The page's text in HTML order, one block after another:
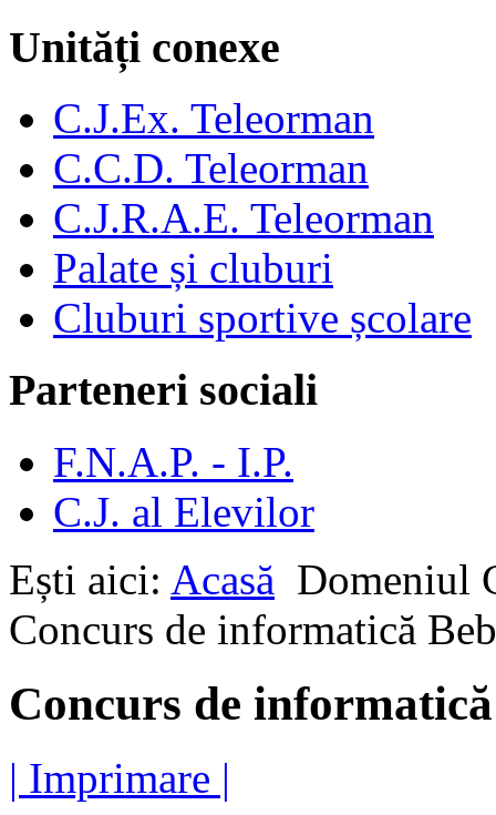
Unități conexe
C.J.Ex. Teleorman
C.C.D. Teleorman
C.J.R.A.E. Teleorman
Palate și cluburi
Cluburi sportive școlare
Parteneri sociali
F.N.A.P. - I.P.
C.J. al Elevilor
Ești aici: Acasă Domeniul
Concurs de informatică
Concurs de
| Imprimare |